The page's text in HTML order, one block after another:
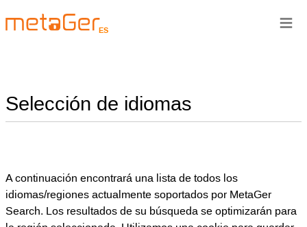
ES
Selección de idiomas
A continuación encontrará una lista de todos los
idiomas/regiones actualmente soportados por MetaGer
Search. Los resultados de su búsqueda se optimizarán para
≡